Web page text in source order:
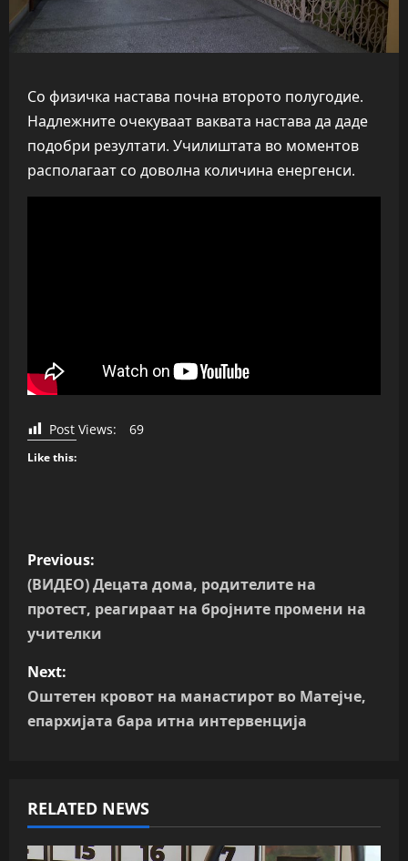
Со физичка настава почна второто полугодие.
Надлежните очекуваат ваквата настава да даде
подобри резултати. Училиштата во моментов
располагаат со доволна количина енергенси.
Post Views: 69
Like this:
P
o
s
t
n
i
Previous:
(ВИДЕО) Децата дома, родителите на
протест, реагираат на бројните промени на
учителки
Next:
Оштетен кровот на манастирот во Матејче,
епархијата бара итна интервенција
RELATED NEWS